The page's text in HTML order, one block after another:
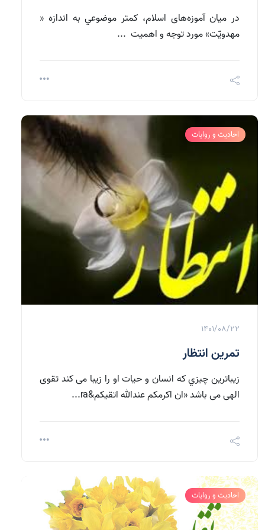
در ميان آموزه‌های اسلام، كمتر موضوعي به اندازه «
مهدويّت» مورد توجه و اهميت ...
احادیث و روایات
1401/08/22
تمرين انتظار
زيباترين چيزي كه انسان و حیات او را زیبا می کند تقوی
الهی می باشد «ان اكرمكم عندالله اتقيكم&ra...
احادیث و روایات